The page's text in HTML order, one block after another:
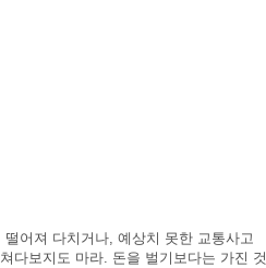
어져 다치거나, 예상치 못한 교통사고
다보지도 마라. 돈을 벌기보다는 가진 것